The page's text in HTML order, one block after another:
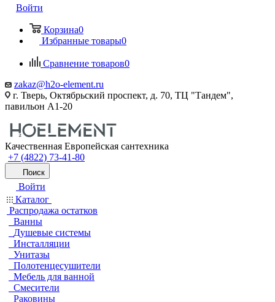
Войти
Корзина0
Избранные товары0
Сравнение товаров0
zakaz@h2o-element.ru
г. Тверь, Октябрьский проспект, д. 70, ТЦ "Тандем",
павильон А1-20
Качественная Европейская сантехника
+7 (4822) 73-41-80
Поиск
Войти
Каталог
Распродажа остатков
Ванны
Душевые системы
Инсталляции
Унитазы
Полотенцесушители
Мебель для ванной
Смесители
Раковины